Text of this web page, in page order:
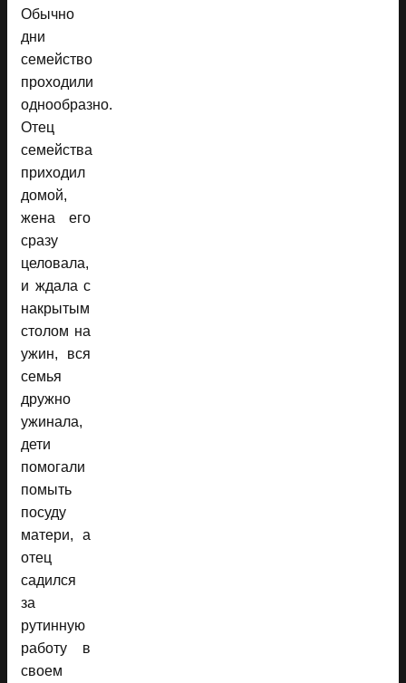
Обычно
дни
семейство
проходили
однообразно.
Отец
семейства
приходил
домой,
жена его
сразу
целовала,
и ждала с
накрытым
столом на
ужин, вся
семья
дружно
ужинала,
дети
помогали
помыть
посуду
матери, а
отец
садился
за
рутинную
работу в
своем